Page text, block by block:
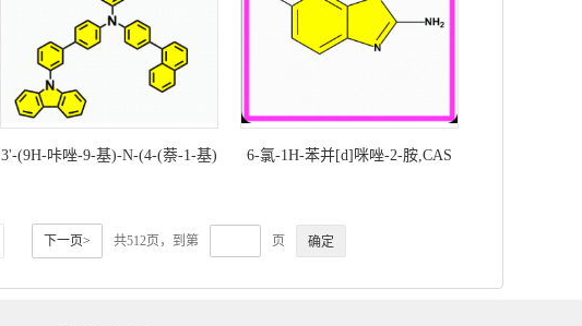
3'-(9H-咔唑-9-基)-N-(4-(萘-1-基)
联苯]-4-胺-科研现货产品
6-氯-1H-苯并[d]咪唑-2-胺,CAS
下一页> 共512页，到第 页